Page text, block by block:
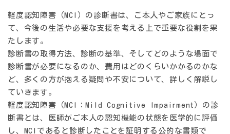
軽度認知障害（MCI）の診断書は、ご本人やご家族にとっ
て、今後の生活や必要な支援を考える上で重要な役割を果
たします。
診断書の取得方法、診断の基準、そしてどのような場面で
診断書が必要になるのか、費用はどのくらいかかるのかな
ど、多くの方が抱える疑問や不安について、詳しく解説し
ていきます。
軽度認知障害（MCI：Mild Cognitive Impairment）の診
断書とは、医師がご本人の認知機能の状態を医学的に評価
し、MCIであると診断したことを証明する公的な書類で